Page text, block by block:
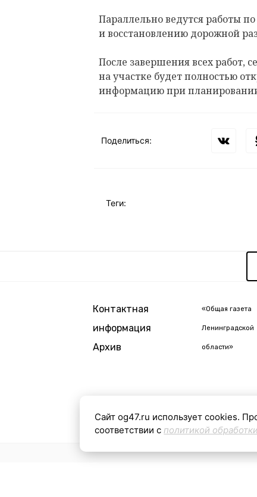
Параллельно ведутся работы
и восстановлению дорожной
После завершения всех работ,
на участке будет полностью
информацию при
Поделиться:
Теги:
Контактная
информация
Архив
«Общая газета
Ленинградской
области»
Сайт og47.ru использует cookies.
соответствии сполитикой